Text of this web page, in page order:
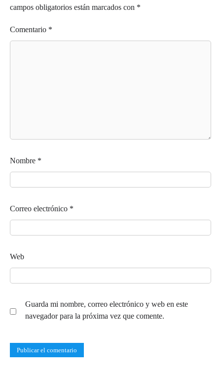
campos obligatorios están marcados con *
Comentario *
Nombre *
Correo electrónico *
Web
Guarda mi nombre, correo electrónico y web en este
navegador para la próxima vez que comente.